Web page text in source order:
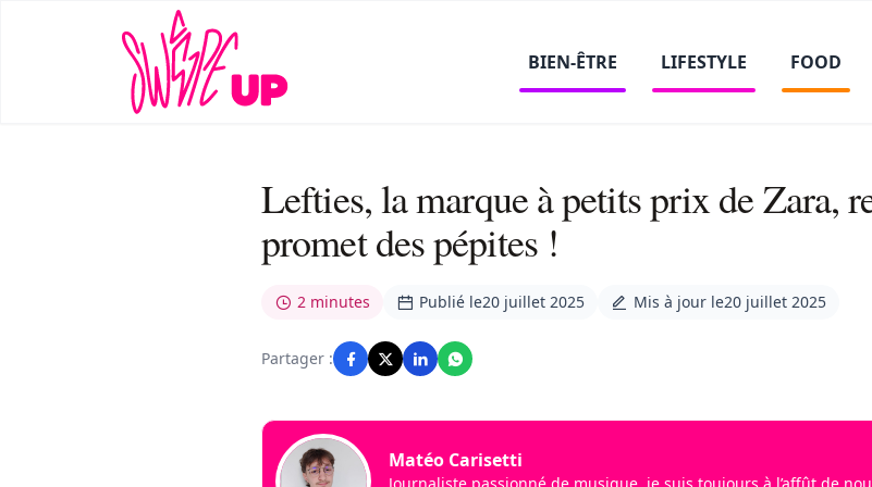
BIEN-ÊTRE LIFESTYLE FOOD
Lefties, la marque à petits prix de Zara,
promet des pépites !
2 minutes Publié le20 juillet 2025 Mis à jour le20 juillet 2025
Partager :
Matéo Carisetti